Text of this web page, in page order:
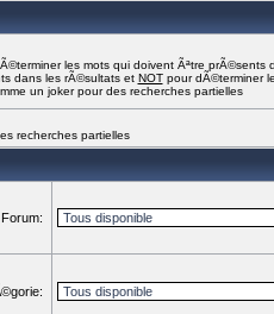
les mots qui doivent Ãªtre prÃ©sents
dans les rÃ©sultats et NOTpour dÃ©terminer
un joker pour des recherches partielles
recherches partielles
Forum: